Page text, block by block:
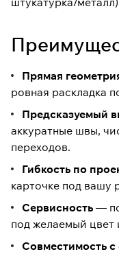
Прямая
ровная раскладка
Предсказуемый
аккуратные швы,
переходов.
Гибкость по
карточке под вашу
Сервисность —
под желаемый цвет
Совместимость